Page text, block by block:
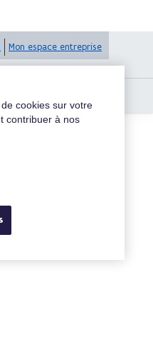
Mon espace entreprise
cookies sur votre
contribuer à nos